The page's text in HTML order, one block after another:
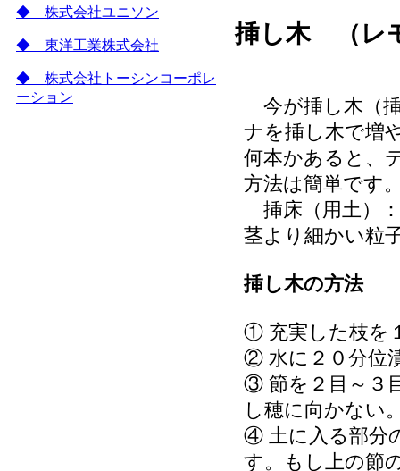
◆ 株式会社ユニソン
◆ 東洋工業株式会社
◆ 株式会社トーシンコーポレ
ーション
挿し木 （レ
今が挿し木（
ナを挿し木で増
何本かあると、
方法は簡単です
挿床（用土）
茎より細かい粒
挿し木の方法
① 充実した枝を
② 水に２０分位
③ 節を２目～３
し穂に向かない
④ 土に入る部分
す。もし上の節